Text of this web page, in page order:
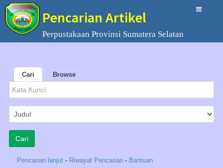
Pencarian Artikel
Perpustakaan Provinsi Sumatera Selatan
Cari Browse
Pencarian lanjut - Riwayat Pencarian - Bantuan